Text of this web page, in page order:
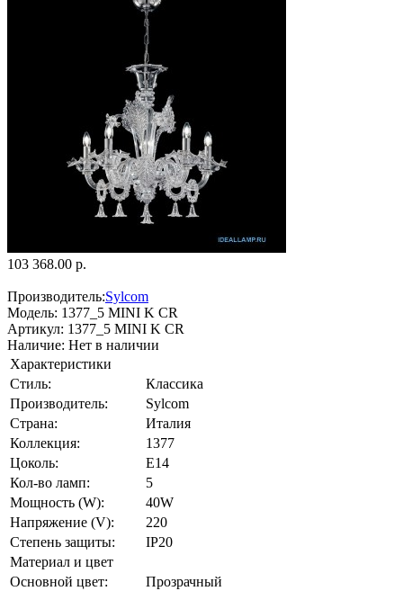
103 368.00 р.
Производитель:Sylcom
Модель: 1377_5 MINI K CR
Артикул: 1377_5 MINI K CR
Наличие: Нет в наличии
Характеристики
Стиль:
Классика
Производитель:
Sylcom
Страна:
Италия
Коллекция:
1377
Цоколь:
E14
Кол-во ламп:
5
Мощность (W):
40W
Напряжение (V):
220
Степень защиты:
IP20
Материал и цвет
Основной цвет:
Прозрачный